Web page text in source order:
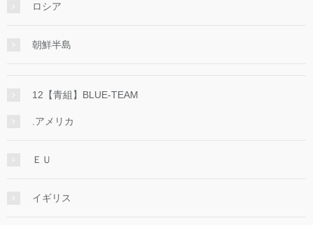
ロシア
朝鮮半島
12【青組】BLUE-TEAM
.アメリカ
ＥＵ
イギリス